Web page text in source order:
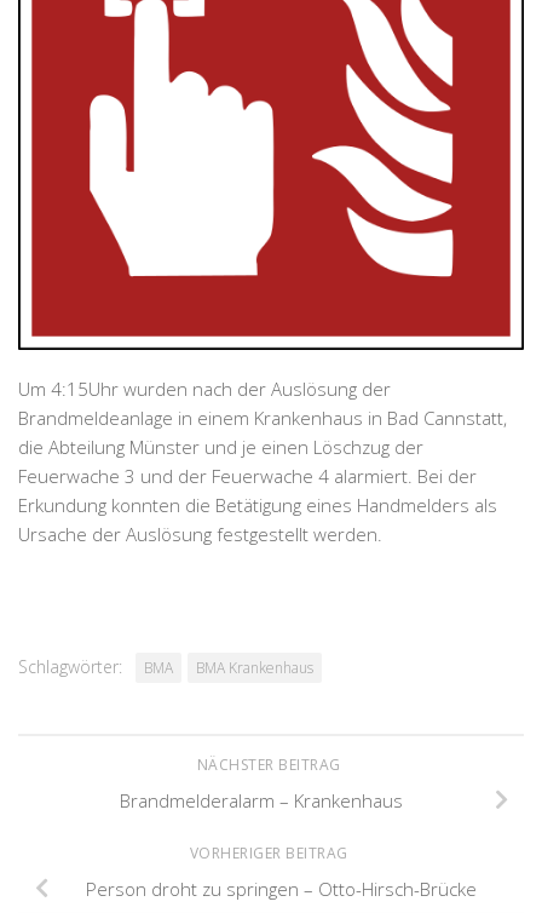
Um 4:15Uhr wurden nach der Auslösung der
Brandmeldeanlage in einem Krankenhaus in Bad Cannstatt,
die Abteilung Münster und je einen Löschzug der
Feuerwache 3 und der Feuerwache 4 alarmiert. Bei der
Erkundung konnten die Betätigung eines Handmelders als
Ursache der Auslösung festgestellt werden.
Schlagwörter: BMA BMA Krankenhaus
NÄCHSTER BEITRAG
Brandmelderalarm – Krankenhaus
VORHERIGER BEITRAG
Person droht zu springen – Otto-Hirsch-Brücke